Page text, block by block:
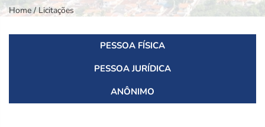
Home / Licitações
PESSOA FÍSICA
PESSOA JURÍDICA
ANÔNIMO